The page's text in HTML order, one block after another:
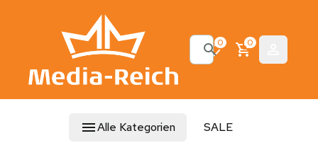
0 0
Alle Kategorien
SALE